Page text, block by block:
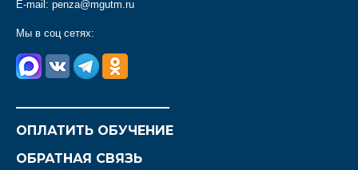
E-mail: penza@mgutm.ru
Мы в соц сетях:
ОПЛАТИТЬ ОБУЧЕНИЕ
ОБРАТНАЯ СВЯЗЬ